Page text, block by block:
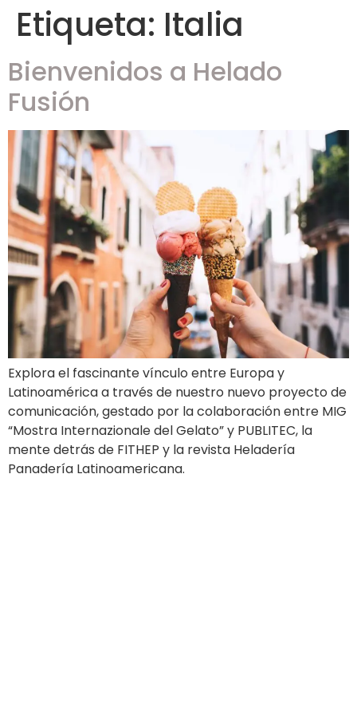
Etiqueta: Italia
Bienvenidos a Helado
Fusión
Explora el fascinante vínculo entre Europa y
Latinoamérica a través de nuestro nuevo proyecto de
comunicación, gestado por la colaboración entre MIG
“Mostra Internazionale del Gelato” y PUBLITEC, la
mente detrás de FITHEP y la revista Heladería
Panadería Latinoamericana.